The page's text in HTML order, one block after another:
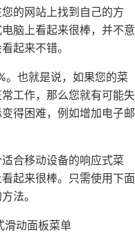
的网站上找到自己的方
脑上看起来很棒，并不意
起来不错。
。也就是说，如果您的菜
工作，那么您就有可能失
得困难，例如增加电子邮
合移动设备的响应式菜
起来很棒。只需使用下面
法。
滑动面板菜单